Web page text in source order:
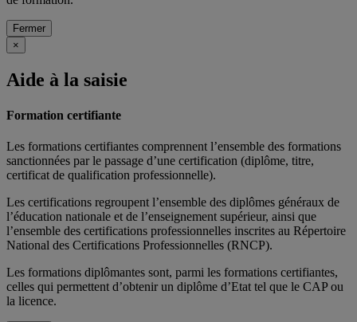
Fermer
×
Aide à la saisie
Formation certifiante
Les formations certifiantes comprennent l’ensemble des formations
sanctionnées par le passage d’une certification (diplôme, titre,
certificat de qualification professionnelle).
Les certifications regroupent l’ensemble des diplômes généraux de
l’éducation nationale et de l’enseignement supérieur, ainsi que
l’ensemble des certifications professionnelles inscrites au Répertoire
National des Certifications Professionnelles (RNCP).
Les formations diplômantes sont, parmi les formations certifiantes,
celles qui permettent d’obtenir un diplôme d’Etat tel que le CAP ou
la licence.